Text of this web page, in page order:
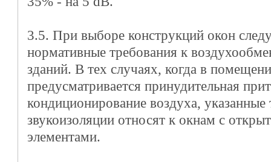
3.5. При выборе конструкций окон
нормативные требования к
зданий. В тех случаях, когда в
предусматривается принудительная
кондиционирование воздуха, указанные
звукоизоляции относят к окнам с
элементами.